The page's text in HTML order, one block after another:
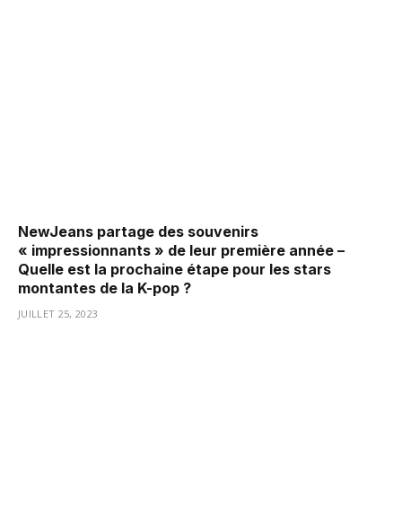
NewJeans partage des souvenirs
« impressionnants » de leur première année –
Quelle est la prochaine étape pour les stars
montantes de la K-pop ?
JUILLET 25, 2023